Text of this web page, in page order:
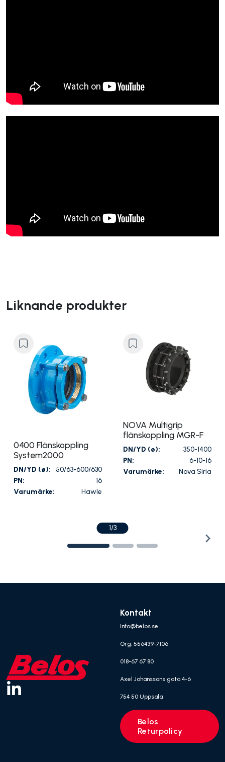
Liknande produkter
0400 Flänskoppling
System2000
DN/YD (ø):
50/63-600/630
PN:
16
Varumärke:
Hawle
NOVA Multigrip
flänskoppling MGR-F
DN/YD (ø):
350-1400
PN:
6-10-16
Varumärke:
Nova Siria
1/3
Kontakt
Info@belos.se
Org: 556439-7106
018-67 67 80
Axel Johanssons gata 4-6
754 50 Uppsala
Belos
Returpolicy